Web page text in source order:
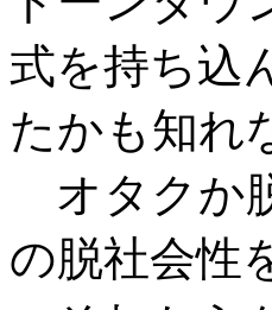
式を持ち込
たかも知れ
オタクか
の脱社会性